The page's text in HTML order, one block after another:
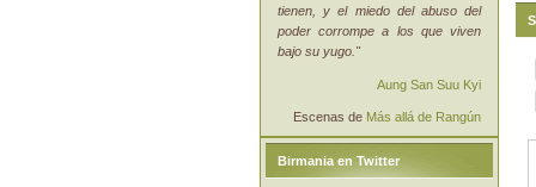
tienen, y el miedo del abuso del
poder corrompe a los que viven
bajo su yugo."
Aung San Suu Kyi
Escenas de Más allá de Rangún
Birmania en Twitter